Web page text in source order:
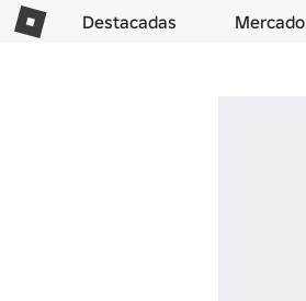
Destacadas Mercado